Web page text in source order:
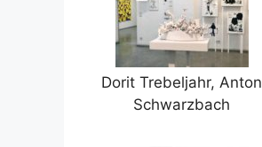
Dorit Trebeljahr, Anton
Schwarzbach